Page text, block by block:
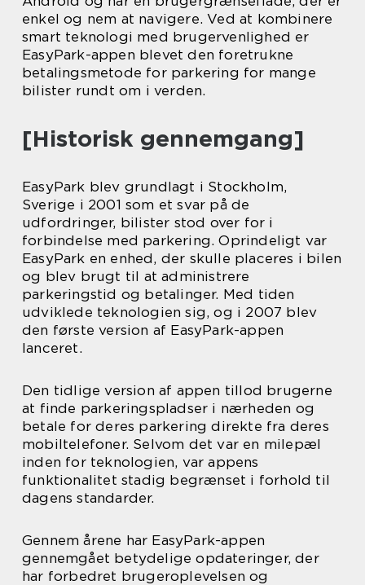
enkel og nem at navigere. Ved at kombinere
smart teknologi med brugervenlighed er
EasyPark-appen blevet den foretrukne
betalingsmetode for parkering for mange
bilister rundt om i verden.
[Historisk gennemgang]
EasyPark blev grundlagt i Stockholm,
Sverige i 2001 som et svar på de
udfordringer, bilister stod over for i
forbindelse med parkering. Oprindeligt var
EasyPark en enhed, der skulle placeres i bilen
og blev brugt til at administrere
parkeringstid og betalinger. Med tiden
udviklede teknologien sig, og i 2007 blev
den første version af EasyPark-appen
lanceret.
Den tidlige version af appen tillod brugerne
at finde parkeringspladser i nærheden og
betale for deres parkering direkte fra deres
mobiltelefoner. Selvom det var en milepæl
inden for teknologien, var appens
funktionalitet stadig begrænset i forhold til
dagens standarder.
Gennem årene har EasyPark-appen
gennemgået betydelige opdateringer, der
har forbedret brugeroplevelsen og